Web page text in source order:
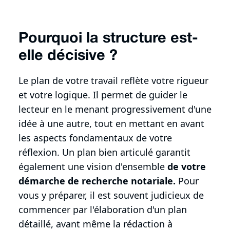
Pourquoi la structure est-
elle décisive ?
Le plan de votre travail reflète votre rigueur
et votre logique. Il permet de guider le
lecteur en le menant progressivement d'une
idée à une autre, tout en mettant en avant
les aspects fondamentaux de votre
réflexion. Un plan bien articulé garantit
également une vision d'ensemble de votre
démarche de recherche notariale. Pour
vous y préparer, il est souvent judicieux de
commencer par l'élaboration d'un plan
détaillé, avant même la rédaction à